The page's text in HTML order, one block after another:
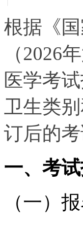
根据《
（2026
医学考
卫生类
订后的
一、考
（一）